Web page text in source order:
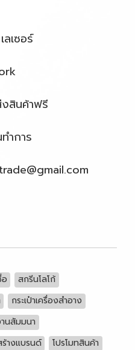
เซอร์
สินค้าฟรี
ำการ
สกรีนโลโก้
กระเป๋าเครื่องสำอาง
นสัมมนา
างแบรนด์
โปรโมทสินค้า